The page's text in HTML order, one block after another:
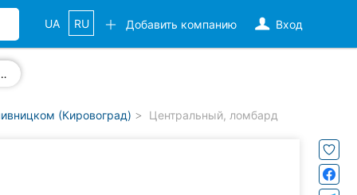
Вход
Добавить компанию
UA RU
украшений
(Кировоград) Центральный, ломбард